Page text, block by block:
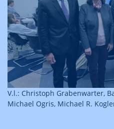
V.l.: Christoph Grabenwarter,
Michael Ogris, Michael R.